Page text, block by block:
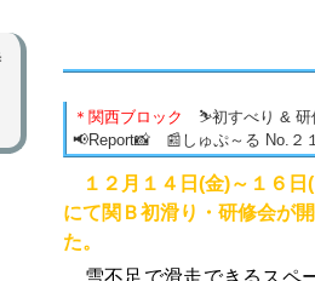
＊関西ブロック
⛷初すべり &
📢Report📸 📰しゅぷ～る No.２
１２月１４日(金)～１６日
にて関Ｂ初滑り・研修会が
た。
雪不足で滑走できるスペ